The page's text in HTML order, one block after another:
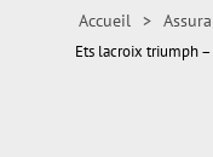
Accueil >
Ets lacroix triumph